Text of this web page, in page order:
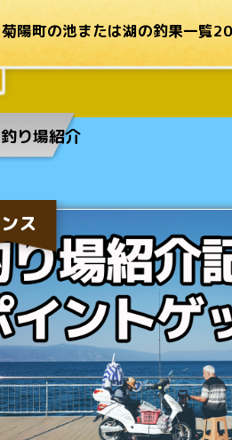
菊陽町の池または湖の釣果一覧
り場紹介
ス